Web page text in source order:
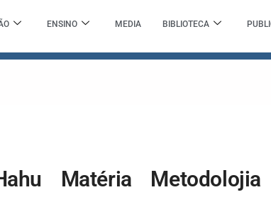
ENSINO MEDIA BIBLIOTECA
Matéria Metodolojia